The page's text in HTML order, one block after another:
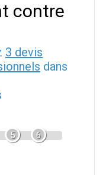
contre
3 devis
dans
5 6